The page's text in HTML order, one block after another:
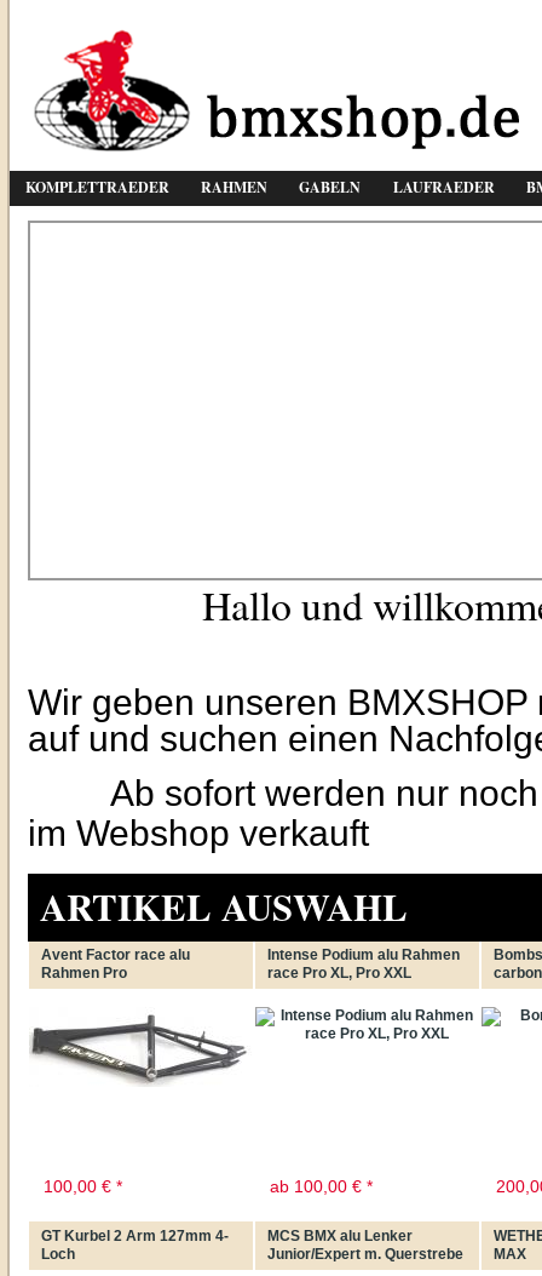
KOMPLETTRAEDER RAHMEN GABELN LAUFRAEDER
Hallo und willkommen
Wir geben unseren BMXSHOP
auf und suchen einen
Ab sofort werden nur
im Webshop verkauft
ARTIKEL AUSWAHL
Avent Factor race alu
Rahmen Pro
100,00€ *
Intense Podium alu Rahmen
race Pro XL, Pro XXL
ab100,00€ *
GT Kurbel 2 Arm 127mm 4-
Loch
MCS BMX alu Lenker
Junior/Expert m. Querstrebe
MAX